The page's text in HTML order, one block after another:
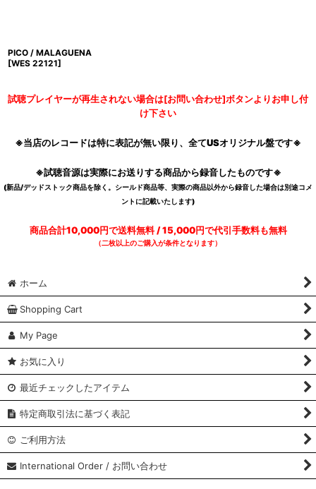
PICO / MALAGUENA
[WES 22121]
試聴プレイヤーが再生されない場合は[お問い合わせ]ボタンよりお申し付
け下さい
※当店のレコードは特に表記が無い限り、全てUSオリジナル盤です※
※試聴音源は実際にお送りする商品から録音したものです※
(新品/デッドストック商品を除く。シールド商品等、実際の商品以外から録音した場合は別途コメ
ントに記載いたします)
商品合計10,000円で送料無料 / 15,000円で代引手数料も無料
（二枚以上のご購入が条件となります）
ホーム
Shopping Cart
My Page
お気に入り
最近チェックしたアイテム
特定商取引法に基づく表記
ご利用方法
International Order / お問い合わせ